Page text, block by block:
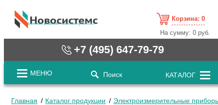
cистемные решения / www.novosystems.ru
Корзина: 0
На сумму:0 руб.
+7 (495) 647-79-79
МЕНЮ Поиск КАТАЛОГ
Главная Каталог продукции
Электроизмерительные